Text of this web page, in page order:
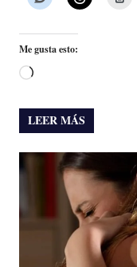
Me gusta esto:
Cargando...
LEER MÁS